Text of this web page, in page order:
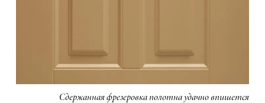
Сдержанная фрезеровка полотна удачно впишется